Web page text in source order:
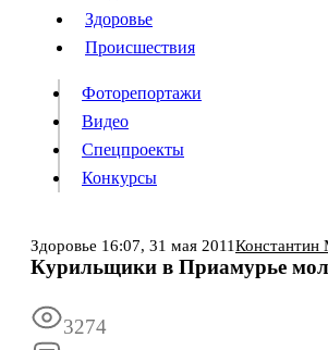
Происшествия
Видео
Конкурсы
Здоровье
Происшествия
Фоторепортажи
Видео
Спецпроекты
Конкурсы
Здоровье 16:07, 31 мая 2011Константин
Курильщики в Приамурье
3274